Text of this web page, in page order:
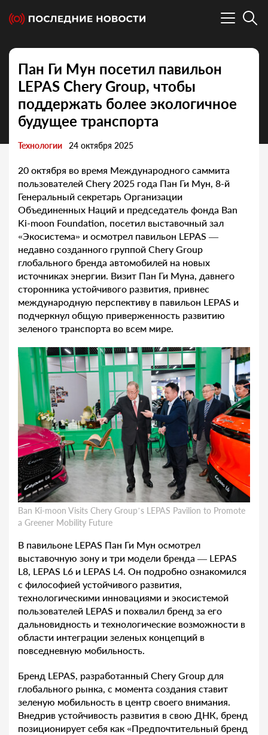
Пан Ги Мун посетил павильон
LEPAS Chery Group, чтобы
поддержать более экологичное
будущее транспорта
Технологии 24 октября 2025
20 октября во время Международного саммита
пользователей Chery 2025 года Пан Ги Мун, 8-й
Генеральный секретарь Организации
Объединенных Наций и председатель фонда Ban
Ki-moon Foundation, посетил выставочный зал
«Экосистема» и осмотрел павильон LEPAS —
недавно созданного группой Chery Group
глобального бренда автомобилей на новых
источниках энергии. Визит Пан Ги Муна, давнего
сторонника устойчивого развития, привнес
международную перспективу в павильон LEPAS и
подчеркнул общую приверженность развитию
зеленого транспорта во всем мире.
Ban Ki-moon Visits Chery Group’s LEPAS Pavilion to Promote
a Greener Mobility Future
В павильоне LEPAS Пан Ги Мун осмотрел
выставочную зону и три модели бренда — LEPAS
L8, LEPAS L6 и LEPAS L4. Он подробно ознакомился
с философией устойчивого развития,
технологическими инновациями и экосистемой
пользователей LEPAS и похвалил бренд за его
дальновидность и технологические возможности в
области интеграции зеленых концепций в
повседневную мобильность.
Бренд LEPAS, разработанный Chery Group для
глобального рынка, с момента создания ставит
зеленую мобильность в центр своего внимания.
Внедрив устойчивость развития в свою ДНК, бренд
позиционирует себя как «Предпочтительный бренд